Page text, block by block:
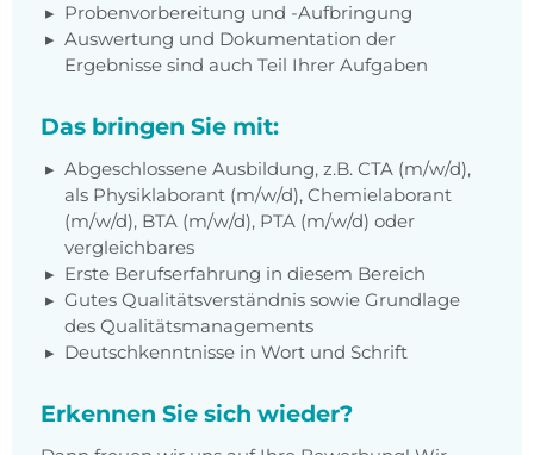
Probenvorbereitung und -Aufbringung
Auswertung und Dokumentation der
Ergebnisse sind auch Teil Ihrer Aufgaben
Das bringen Sie mit:
Abgeschlossene Ausbildung, z.B. CTA (m/w/d),
als Physiklaborant (m/w/d), Chemielaborant
(m/w/d), BTA (m/w/d), PTA (m/w/d) oder
vergleichbares
Erste Berufserfahrung in diesem Bereich
Gutes Qualitätsverständnis sowie Grundlage
des Qualitätsmanagements
Deutschkenntnisse in Wort und Schrift
Erkennen Sie sich wieder?